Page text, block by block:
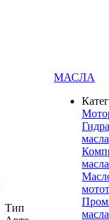
Тип
МАСЛА
масла
масла
масла